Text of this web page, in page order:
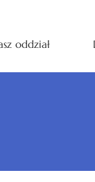
oddział